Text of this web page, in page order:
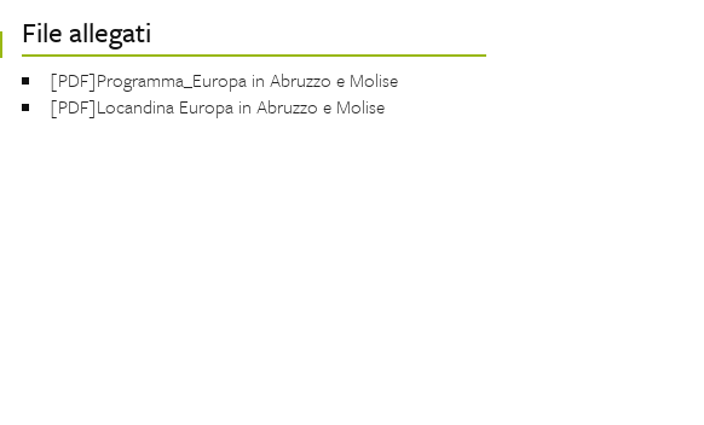
File allegati
[PDF]Programma_Europa in Abruzzo e Molise
[PDF]Locandina Europa in Abruzzo e Molise